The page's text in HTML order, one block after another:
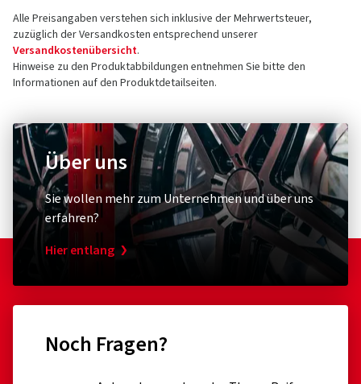
Alle Preisangaben verstehen sich inklusive der Mehrwertsteuer,
zuzüglich der Versandkosten entsprechend unserer
Versandkostenübersicht.
Hinweise zu den Produktabbildungen entnehmen Sie bitte den
Informationen auf den Produktdetailseiten.
Über uns
Sie wollen mehr zum Unternehmen und über uns
erfahren?
Hier entlang
Noch Fragen?